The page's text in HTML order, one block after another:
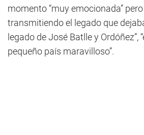
momento “muy emocionada”
transmitiendo el legado que
legado de José Batlle y Ordóñez”,
pequeño país maravilloso”.